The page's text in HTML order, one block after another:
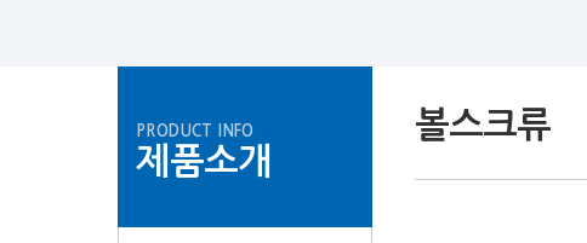
PRODUCT INFO
제품소개
볼스크류